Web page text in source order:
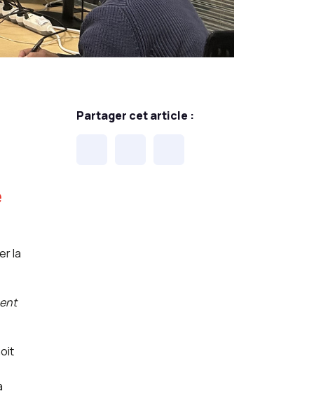
la
Partager cet article :